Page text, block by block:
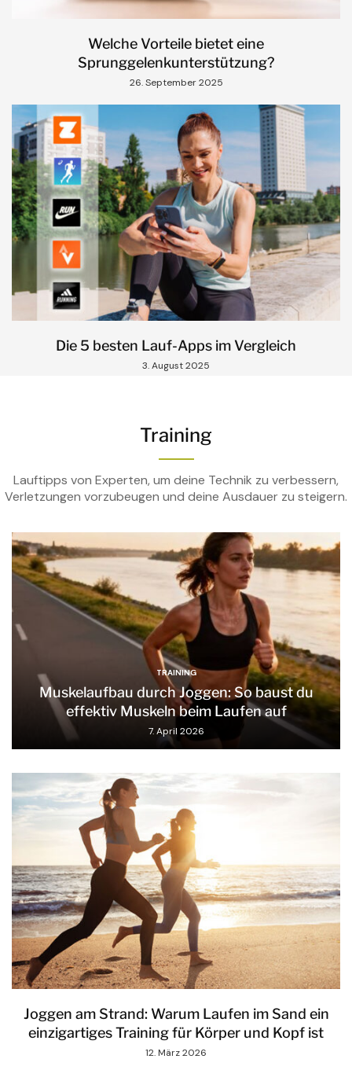
Welche Vorteile bietet eine
Sprunggelenkunterstützung?
26. September 2025
Die 5 besten Lauf-Apps im Vergleich
3. August 2025
Training
Lauftipps von Experten, um deine Technik zu verbessern,
Verletzungen vorzubeugen und deine Ausdauer zu steigern.
TRAINING
Muskelaufbau durch Joggen: So baust du
effektiv Muskeln beim Laufen auf
7. April 2026
Joggen am Strand: Warum Laufen im Sand ein
einzigartiges Training für Körper und Kopf ist
12. März 2026